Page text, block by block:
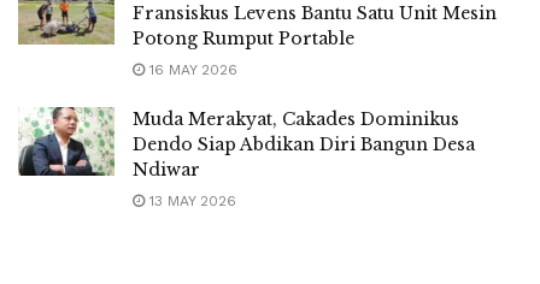
Fransiskus Levens Bantu Satu Unit Mesin
Potong Rumput Portable
16 MAY 2026
Muda Merakyat, Cakades Dominikus
Dendo Siap Abdikan Diri Bangun Desa
Ndiwar
13 MAY 2026